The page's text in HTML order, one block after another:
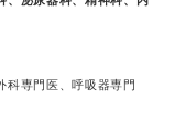
科専門医、呼吸器専門